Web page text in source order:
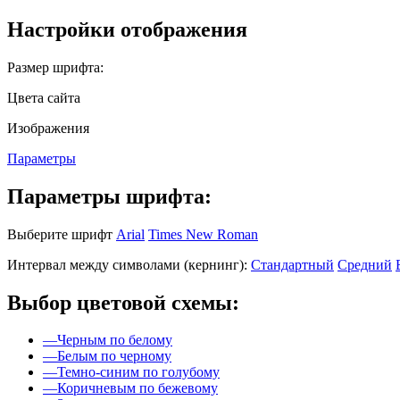
Настройки отображения
Размер шрифта:
Цвета сайта
Изображения
Параметры
Параметры шрифта:
Выберите шрифт Arial Times New Roman
Интервал между символами (кернинг): Стандартный Средний
Выбор цветовой схемы:
—Черным по белому
—Белым по черному
—Темно-синим по голубому
—Коричневым по бежевому